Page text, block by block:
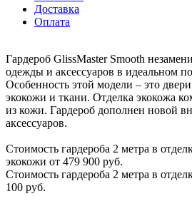
Доставка
Оплата
Гардероб GlissMaster Smooth
одежды и аксессуаров в идеальном
Особенность этой модели – это
экокожи и ткани. Отделка экокожа
из кожи. Гардероб дополнен новой
аксессуаров.
Стоимость гардероба 2 метра в
экокожи от 479 900 руб.
Стоимость гардероба 2 метра в
100 руб.